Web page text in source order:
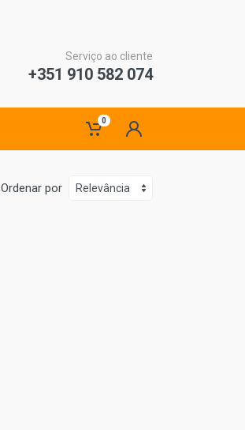
Serviço ao cliente
+351 910 582 074
0
Ordenar por